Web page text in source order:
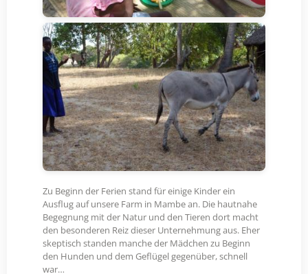
Zu Beginn der Ferien stand für einige Kinder ein
Ausflug auf unsere Farm in Mambe an. Die hautnahe
Begegnung mit der Natur und den Tieren dort macht
den besonderen Reiz dieser Unternehmung aus. Eher
skeptisch standen manche der Mädchen zu Beginn
den Hunden und dem Geflügel gegenüber, schnell
war…